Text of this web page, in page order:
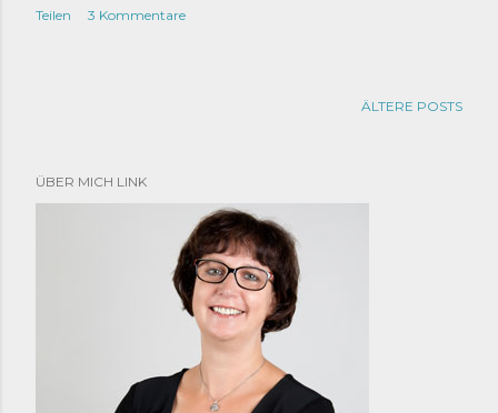
Teilen 3 Kommentare
ÄLTERE POSTS
ÜBER MICH LINK